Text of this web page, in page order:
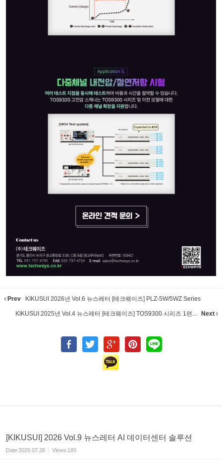
Prev KIKUSUI 2026년 Vol.6 뉴스레터 [테크웨이즈] PLZ-5W/5WZ Series
KIKUSUI 2025년 Vol.4 뉴스레터 [테크웨이즈] TOS9300 시리즈 1편... Next
[KIKUSUI] 2026 Vol.9 뉴스레터 AI 데이터센터 솔루션
Date2026.07.28 Views 185